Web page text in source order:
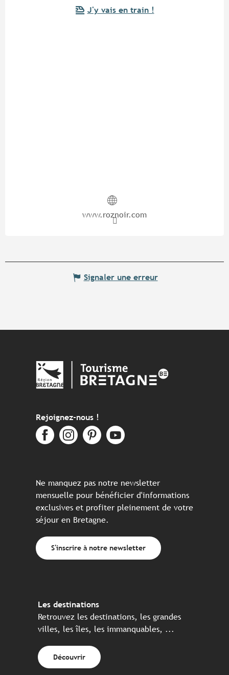
J'y vais en train !
www.roznoir.com
Signaler une erreur
Rejoignez-nous !
Ne manquez pas notre newsletter
mensuelle pour bénéficier d'informations
exclusives et profiter pleinement de votre
séjour en Bretagne.
S'inscrire à notre newsletter
Les destinations
Retrouvez les destinations, les grandes
villes, les îles, les immanquables, ...
Découvrir